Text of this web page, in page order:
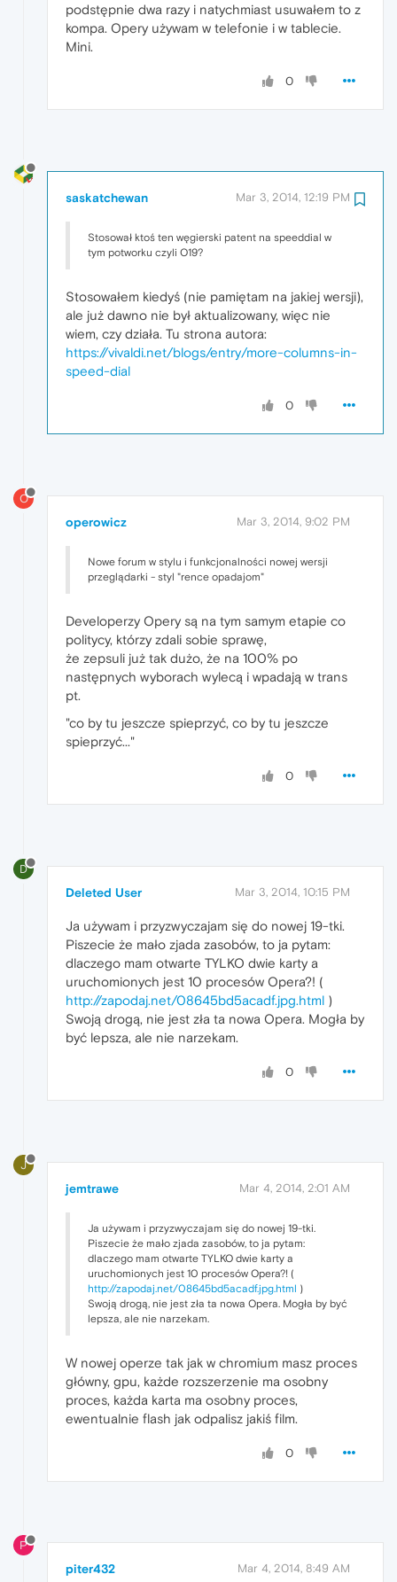
podstępnie dwa razy i natychmiast usuwałem to z
kompa. Opery używam w telefonie i w tablecie.
Mini.
0
saskatchewan Mar 3, 2014, 12:19 PM
Stosował ktoś ten węgierski patent na speeddial w
tym potworku czyli O19?
Stosowałem kiedyś (nie pamiętam na jakiej wersji),
ale już dawno nie był aktualizowany, więc nie
wiem, czy działa. Tu strona autora:
https://vivaldi.net/blogs/entry/more-columns-in-
speed-dial
0
O
operowicz Mar 3, 2014, 9:02 PM
Nowe forum w stylu i funkcjonalności nowej wersji
przeglądarki - styl "rence opadajom"
Developerzy Opery są na tym samym etapie co
politycy, którzy zdali sobie sprawę,
że zepsuli już tak dużo, że na 100% po
następnych wyborach wylecą i wpadają w trans
pt.
"co by tu jeszcze spieprzyć, co by tu jeszcze
spieprzyć..."
0
D
Deleted User Mar 3, 2014, 10:15 PM
Ja używam i przyzwyczajam się do nowej 19-tki.
Piszecie że mało zjada zasobów, to ja pytam:
dlaczego mam otwarte TYLKO dwie karty a
uruchomionych jest 10 procesów Opera?! (
http://zapodaj.net/08645bd5acadf.jpg.html )
Swoją drogą, nie jest zła ta nowa Opera. Mogła by
być lepsza, ale nie narzekam.
0
J
jemtrawe Mar 4, 2014, 2:01 AM
Ja używam i przyzwyczajam się do nowej 19-tki.
Piszecie że mało zjada zasobów, to ja pytam:
dlaczego mam otwarte TYLKO dwie karty a
uruchomionych jest 10 procesów Opera?! (
http://zapodaj.net/08645bd5acadf.jpg.html )
Swoją drogą, nie jest zła ta nowa Opera. Mogła by być
lepsza, ale nie narzekam.
W nowej operze tak jak w chromium masz proces
główny, gpu, każde rozszerzenie ma osobny
proces, każda karta ma osobny proces,
ewentualnie flash jak odpalisz jakiś film.
0
P
piter432 Mar 4, 2014, 8:49 AM